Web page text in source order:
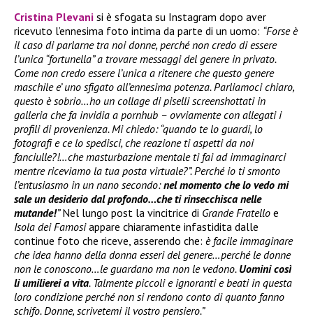
Cristina Plevani si è sfogata su Instagram dopo aver
ricevuto l’ennesima foto intima da parte di un uomo: “Forse è
il caso di parlarne tra noi donne, perché non credo di essere
l’unica “fortunella” a trovare messaggi del genere in privato.
Come non credo essere l’unica a ritenere che questo genere
maschile e’ uno sfigato all’ennesima potenza. Parliamoci chiaro,
questo è sobrio…ho un collage di piselli screenshottati in
galleria che fa invidia a pornhub – ovviamente con allegati i
profili di provenienza. Mi chiedo: “quando te lo guardi, lo
fotografi e ce lo spedisci, che reazione ti aspetti da noi
fanciulle?!…che masturbazione mentale ti fai ad immaginarci
mentre riceviamo la tua posta virtuale?”. Perché io ti smonto
l’entusiasmo in un nano secondo:nel momento che lo vedo mi
sale un desiderio dal profondo…che ti rinsecchisca nelle
mutande!”Nel lungo post la vincitrice di Grande Fratello e
Isola dei Famosiappare chiaramente infastidita dalle
continue foto che riceve, asserendo che: è facile immaginare
che idea hanno della donna esseri del genere…perché le donne
non le conoscono…le guardano ma non le vedono. Uomini così
li umilierei a vita. Talmente piccoli e ignoranti e beati in questa
loro condizione perché non si rendono conto di quanto fanno
schifo. Donne, scrivetemi il vostro pensiero.”